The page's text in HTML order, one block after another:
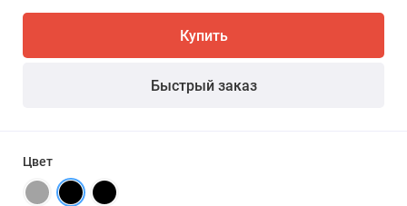
Купить
Быстрый заказ
Цвет